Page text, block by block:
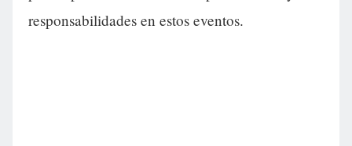
responsabilidades en estos eventos.